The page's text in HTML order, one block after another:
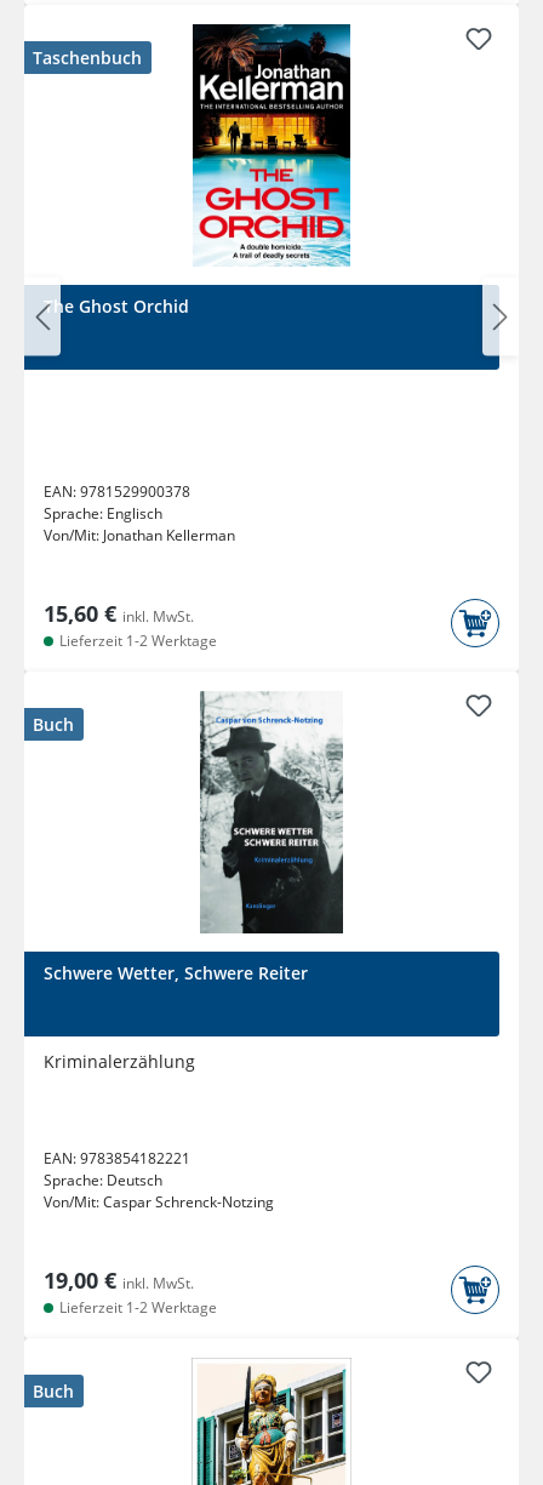
Taschenbuch
The Ghost Orchid
EAN:9781529900378
Sprache: Englisch
Von/Mit: Jonathan Kellerman
15,60 € inkl. MwSt.
Lieferzeit 1-2 Werktage
Buch
Schwere Wetter, Schwere Reiter
Kriminalerzählung
EAN:9783854182221
Sprache: Deutsch
Von/Mit:Caspar Schrenck-Notzing
19,00 € inkl. MwSt.
Lieferzeit 1-2 Werktage
Buch